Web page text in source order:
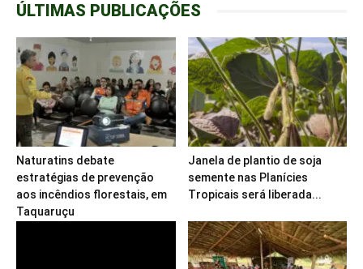
ÚLTIMAS PUBLICAÇÕES
Naturatins debate
estratégias de prevenção
aos incêndios florestais, em
Taquaruçu
Janela de plantio de soja
semente nas Planícies
Tropicais será liberada...